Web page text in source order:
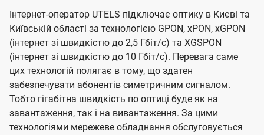
Інтернет-оператор UTELS підключає оптику в Києві та
Київській області за технологією GPON, xPON, xGPON
(інтернет зі швидкістю до 2,5 Гбіт/с) та XGSPON
(інтернет зі швидкістю до 10 Гбіт/с). Перевага саме
цих технологій полягає в тому, що здатен
забезпечувати абонентів симетричним сигналом.
Тобто гігабітна швидкість по оптиці буде як на
завантаження, так і на вивантаження. За цими
технологіями мережеве обладнання обслуговується